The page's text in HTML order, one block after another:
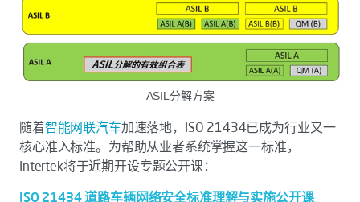
ASIL分解方案
随着智能网联汽车加速落地，ISO 21434已成为行业又一
核心准入标准。为帮助从业者系统掌握这一标准，
Intertek将于近期开设专题公开课：
ISO 21434 道路车辆网络安全标准理解与实施公开课